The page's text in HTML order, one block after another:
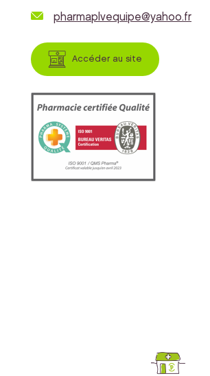
pharmaplvequipe@yahoo.fr
Accéder au site